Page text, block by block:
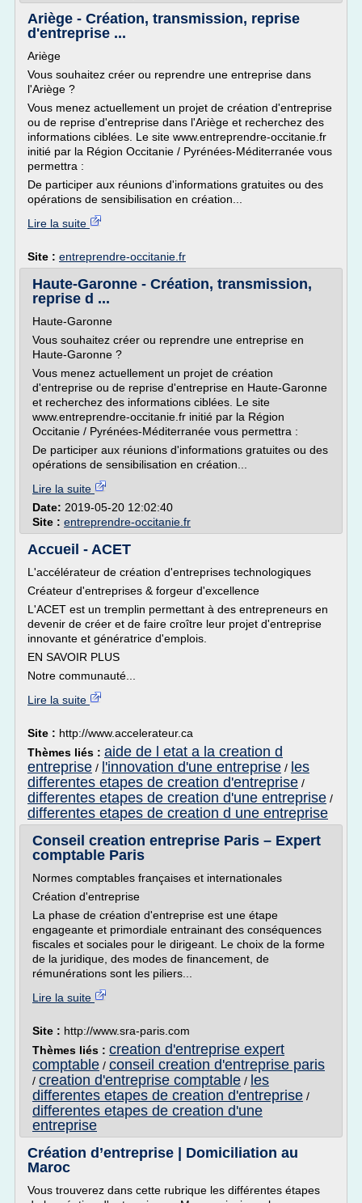
Ariège - Création, transmission, reprise
d'entreprise ...
Ariège
Vous souhaitez créer ou reprendre une entreprise dans
l'Ariège ?
Vous menez actuellement un projet de création d'entreprise
ou de reprise d'entreprise dans l'Ariège et recherchez des
informations ciblées. Le site www.entreprendre-occitanie.fr
initié par la Région Occitanie / Pyrénées-Méditerranée vous
permettra :
De participer aux réunions d'informations gratuites ou des
opérations de sensibilisation en création...
Lire la suite
Site : entreprendre-occitanie.fr
Haute-Garonne - Création, transmission,
reprise d ...
Haute-Garonne
Vous souhaitez créer ou reprendre une entreprise en
Haute-Garonne ?
Vous menez actuellement un projet de création
d'entreprise ou de reprise d'entreprise en Haute-Garonne
et recherchez des informations ciblées. Le site
www.entreprendre-occitanie.fr initié par la Région
Occitanie / Pyrénées-Méditerranée vous permettra :
De participer aux réunions d'informations gratuites ou des
opérations de sensibilisation en création...
Lire la suite
Date: 2019-05-20 12:02:40
Site : entreprendre-occitanie.fr
Accueil - ACET
L'accélérateur de création d'entreprises technologiques
Créateur d'entreprises & forgeur d'excellence
L'ACET est un tremplin permettant à des entrepreneurs en
devenir de créer et de faire croître leur projet d'entreprise
innovante et génératrice d'emplois.
EN SAVOIR PLUS
Notre communauté...
Lire la suite
Site : http://www.accelerateur.ca
Thèmes liés : aide de l etat a la creation d
entreprise / l'innovation d'une entreprise / les
differentes etapes de creation d'entreprise /
differentes etapes de creation d'une entreprise /
differentes etapes de creation d une entreprise
Conseil creation entreprise Paris – Expert
comptable Paris
Normes comptables françaises et internationales
Création d'entreprise
La phase de création d'entreprise est une étape
engageante et primordiale entrainant des conséquences
fiscales et sociales pour le dirigeant. Le choix de la forme
de la juridique, des modes de financement, de
rémunérations sont les piliers...
Lire la suite
Site : http://www.sra-paris.com
Thèmes liés : creation d'entreprise expert
comptable / conseil creation d'entreprise paris
/ creation d'entreprise comptable / les
differentes etapes de creation d'entreprise /
differentes etapes de creation d'une
entreprise
Création d’entreprise | Domiciliation au
Maroc
Vous trouverez dans cette rubrique les différentes étapes